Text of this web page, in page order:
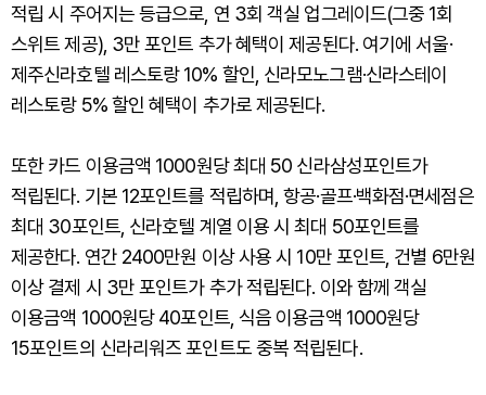
적립 시 주어지는 등급으로, 연 3회 객실 업그레이드(그중 1회
스위트 제공), 3만 포인트 추가 혜택이 제공된다. 여기에 서울·
제주신라호텔 레스토랑 10% 할인, 신라모노그램·신라스테이
레스토랑 5% 할인 혜택이 추가로 제공된다.
또한 카드 이용금액 1000원당 최대 50 신라삼성포인트가
적립된다. 기본 12포인트를 적립하며, 항공·골프·백화점·면세점은
최대 30포인트, 신라호텔 계열 이용 시 최대 50포인트를
제공한다. 연간 2400만원 이상 사용 시 10만 포인트, 건별 6만원
이상 결제 시 3만 포인트가 추가 적립된다. 이와 함께 객실
이용금액 1000원당 40포인트, 식음 이용금액 1000원당
15포인트의 신라리워즈 포인트도 중복 적립된다.